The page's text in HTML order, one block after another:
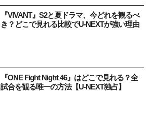
『VIVANT』S2と夏ドラマ、今どれを観るべ
き？どこで見れる比較でU-NEXTが強い理由
『ONE Fight Night 46』はどこで見れる？全
試合を観る唯一の方法【U-NEXT独占】